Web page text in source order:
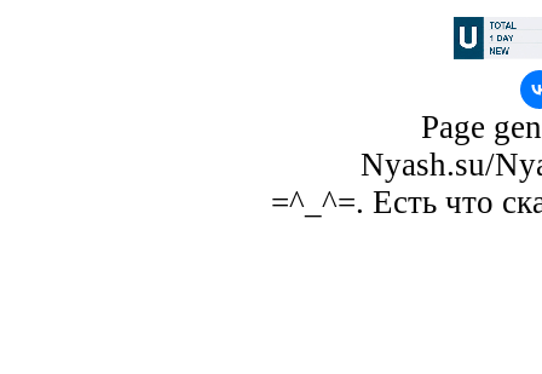
Page
Nyash.su/
=^_^=. Есть что